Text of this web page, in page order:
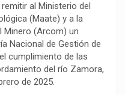
al Ministerio del
(Maate) y a la
Minero (Arcom) un
Nacional de Gestión de
cumplimiento de las
del río Zamora,
de 2025.